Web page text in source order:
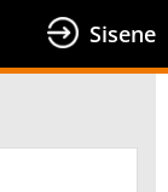
Sisene